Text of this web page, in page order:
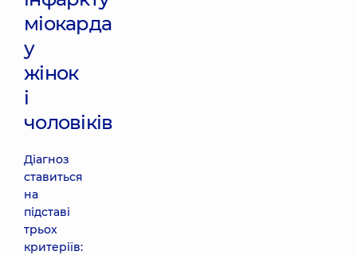
міокарда
у
жінок
і
чоловіків
Діагноз
ставиться
на
підставі
трьох
критеріїв: